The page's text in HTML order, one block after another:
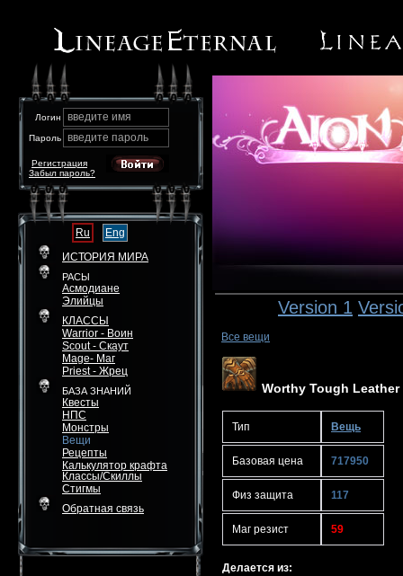
Логин введите имя
Пароль введите пароль
Забыл пароль?
Регистрация
Ru
Eng
ИСТОРИЯ МИРА
РАСЫ
Асмодиане
Элийцы
КЛАССЫ
Warrior - Воин
Scout - Скаут
Mage- Маг
Priest - Жрец
БАЗА ЗНАНИЙ
Квесты
НПС
Монстры
Вещи
Рецепты
Калькулятор крафта
Классы/Скиллы
Стигмы
Обратная связь
Version 1
Все вещи
Worthy Tough Leather
Тип Вещь
Базовая цена 717950
Физ защита 117
Маг резист 59
Делается из: